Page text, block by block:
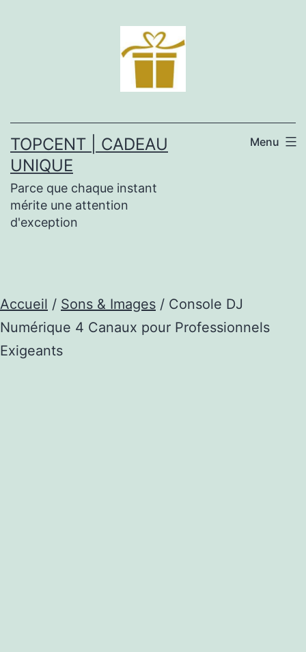
TOPCENT | CADEAU
UNIQUE
Parce que chaque instant
mérite une attention
d'exception
Menu
Accueil / Sons & Images / Console DJ
Numérique 4 Canaux pour Professionnels
Exigeants